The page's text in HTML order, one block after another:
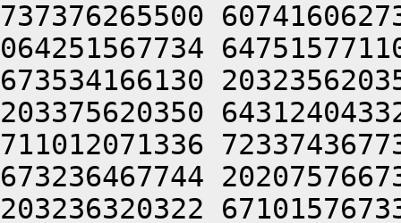
737376265500
064251567734
673534166130
203375620350
711012071336
673236467744
203236320322